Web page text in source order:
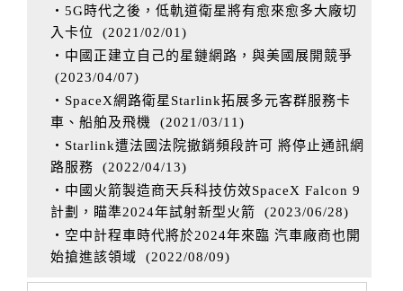
‧5G時代之後，低軌道衛星將有愈來愈多大廠切
入卡位
(2021/02/01)
‧中國正建立自己的星鏈網路，與美國展開競爭
(2023/04/07)
‧SpaceX網路衛星Starlink拓展多元客群服務卡
車、船舶及飛機 (2021/03/11)
‧Starlink遭法國法院撤銷頻段許可 將停止通訊網
路服務 (2022/04/13)
‧中國火箭製造商天兵科技仿效SpaceX Falcon 9
計劃，瞄準2024年試射新型火箭 (2023/06/28)
‧空中計程車時代將於2024年來臨 汽車廠商也開
始搶進該領域 (2022/08/09)